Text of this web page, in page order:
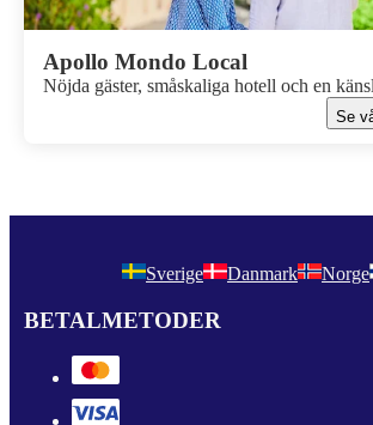
Apollo Mondo Local
Nöjda gäster, småskaliga hotell och en
Se
Sverige Danmark Norge
BETALMETODER